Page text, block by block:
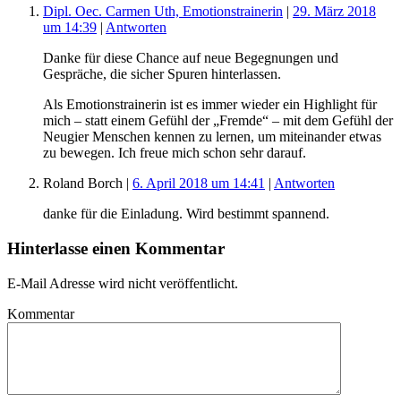
Dipl. Oec. Carmen Uth, Emotionstrainerin | 29. März 2018
um 14:39 | Antworten
Danke für diese Chance auf neue Begegnungen und
Gespräche, die sicher Spuren hinterlassen.
Als Emotionstrainerin ist es immer wieder ein Highlight für
mich – statt einem Gefühl der „Fremde“ – mit dem Gefühl der
Neugier Menschen kennen zu lernen, um miteinander etwas
zu bewegen. Ich freue mich schon sehr darauf.
Roland Borch | 6. April 2018 um 14:41 | Antworten
danke für die Einladung. Wird bestimmt spannend.
Hinterlasse einen Kommentar
E-Mail Adresse wird nicht veröffentlicht.
Kommentar